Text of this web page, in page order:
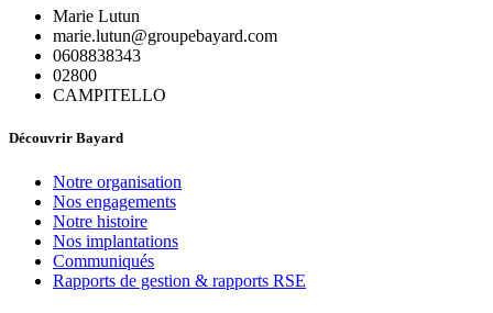
Marie Lutun
marie.lutun@groupebayard.com
0608838343
02800
CAMPITELLO
Découvrir Bayard
Notre organisation
Nos engagements
Notre histoire
Nos implantations
Communiqués
Rapports de gestion & rapports RSE